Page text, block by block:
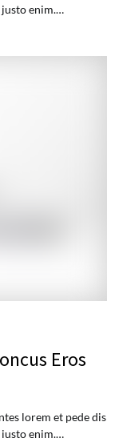
enim.…
Eros
lorem et pede dis
enim.…